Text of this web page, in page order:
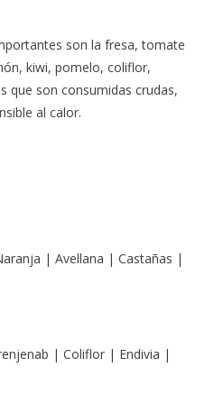
son la fresa, tomate
kiwi, pomelo, coliflor,
que son consumidas crudas,
al calor.
| Avellana | Castañas |
| Coliflor | Endivia |